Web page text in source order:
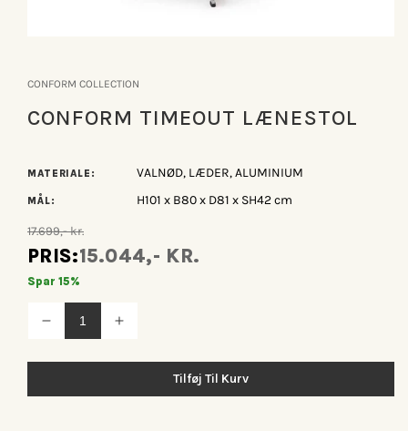
iCONFORM COLLECTION
CONFORM TIMEOUT LÆNESTOL
MATERIALE: VALNØD, LÆDER, ALUMINIUM
MÅL: H101 x B80 x D81 x SH42 cm
17.699,- kr.
PRIS:15.044,- KR.
Spar 15%
Reducer
antallet
lænestol
Øg
lænestol
Tilføj Til Kurv